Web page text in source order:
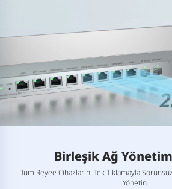
Birleşik Ağ
Tüm Reyee Cihazlarını Tek Tıklamayla
Yönetin